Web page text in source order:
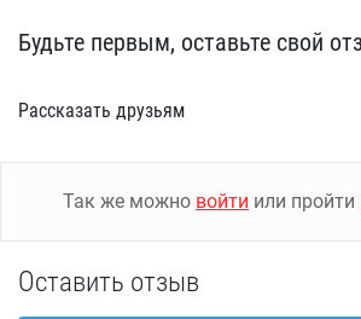
Будьте первым, оставьте свой
Рассказать друзьям
Так же можно войти или пройти
Оставить отзыв